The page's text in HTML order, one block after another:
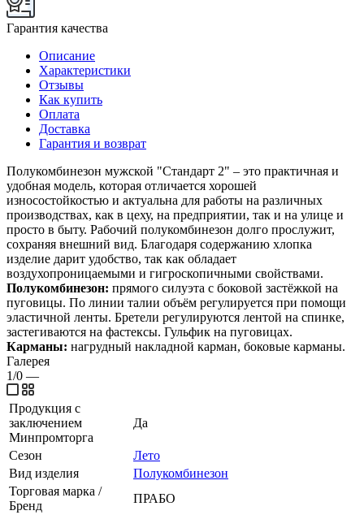
Гарантия качества
Описание
Характеристики
Отзывы
Как купить
Оплата
Доставка
Гарантия и возврат
Полукомбинезон мужской "Стандарт 2" – это практичная и
удобная модель, которая отличается хорошей
износостойкостью и актуальна для работы на различных
производствах, как в цеху, на предприятии, так и на улице и
просто в быту. Рабочий полукомбинезон долго прослужит,
сохраняя внешний вид. Благодаря содержанию хлопка
изделие дарит удобство, так как обладает
воздухопроницаемыми и гигроскопичными свойствами.
Полукомбинезон: прямого силуэта с боковой застёжкой на
пуговицы. По линии талии объём регулируется при помощи
эластичной ленты. Бретели регулируются лентой на спинке,
застегиваются на фастексы. Гульфик на пуговицах.
Карманы: нагрудный накладной карман, боковые карманы.
Галерея
1/0 —
Продукция с
заключением
Минпромторга
Да
Сезон
Лето
Вид изделия
Полукомбинезон
Торговая марка /
Бренд
ПРАБО